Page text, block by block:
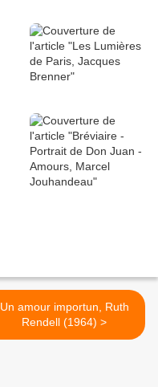
Un amour importun, Ruth
Rendell (1964) >